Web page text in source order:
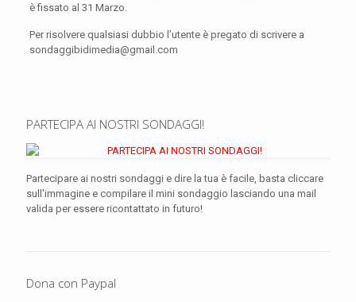
è fissato al 31 Marzo.
Per risolvere qualsiasi dubbio l’utente è pregato di scrivere a
sondaggibidimedia@gmail.com
PARTECIPA AI NOSTRI SONDAGGI!
Partecipare ai nostri sondaggi e dire la tua è facile, basta cliccare
sull'immagine e compilare il mini sondaggio lasciando una mail
valida per essere ricontattato in futuro!
Dona con Paypal